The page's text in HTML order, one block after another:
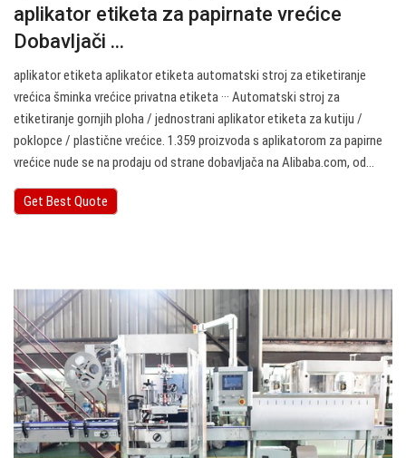
aplikator etiketa za papirnate vrećice
Dobavljači ...
aplikator etiketa aplikator etiketa automatski stroj za etiketiranje
vrećica šminka vrećice privatna etiketa ··· Automatski stroj za
etiketiranje gornjih ploha / jednostrani aplikator etiketa za kutiju /
poklopce / plastične vrećice. 1.359 proizvoda s aplikatorom za papirne
vrećice nude se na prodaju od strane dobavljača na Alibaba.com, od…
Get Best Quote